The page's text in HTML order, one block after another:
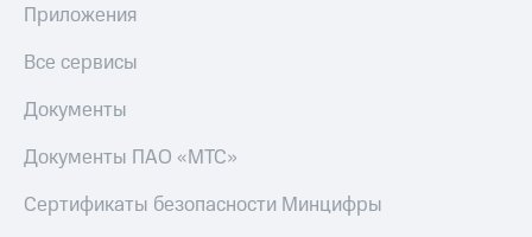
Приложения
Все сервисы
Документы
Документы ПАО «МТС»
Сертификаты безопасности Минцифры